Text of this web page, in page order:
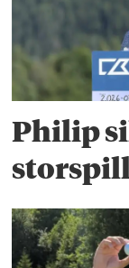
Philip